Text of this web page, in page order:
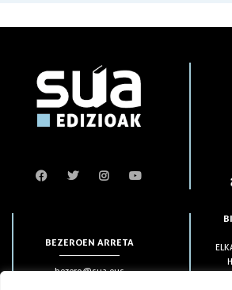
BEZEROEN ARRETA
bezero@sua.eus